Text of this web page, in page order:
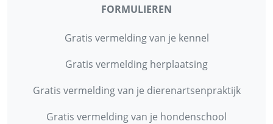
FORMULIEREN
Gratis vermelding van je kennel
Gratis vermelding herplaatsing
Gratis vermelding van je dierenartsenpraktijk
Gratis vermelding van je hondenschool